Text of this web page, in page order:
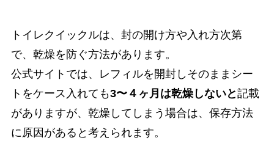
トイレクイックルは、封の開け方や入れ方次第
で、乾燥を防ぐ方法があります。
公式サイトでは、レフィルを開封しそのままシー
トをケース入れても3〜４ヶ月は乾燥しないと記載
がありますが、乾燥してしまう場合は、保存方法
に原因があると考えられます。